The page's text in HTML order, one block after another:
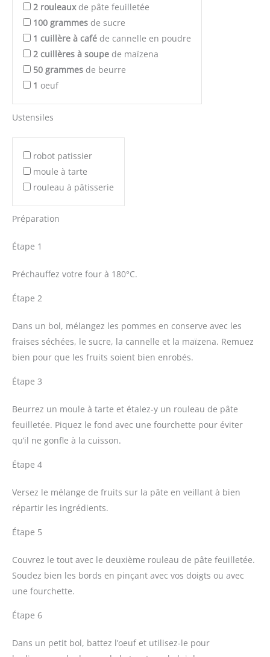
2 rouleauxde pâte feuilletée
100 grammes de sucre
1 cuillère à café de cannelle en poudre
2 cuillères à soupe de maïzena
50 grammes de beurre
1 oeuf
Ustensiles
robot patissier
moule à tarte
rouleau à pâtisserie
Préparation
Étape 1
Préchauffez votre four à 180°C.
Étape 2
Dans un bol, mélangez les pommes en conserve avec les
fraises séchées, le sucre, la cannelle et la maïzena. Remuez
bien pour que les fruits soient bien enrobés.
Étape 3
Beurrez un moule à tarte et étalez-y un rouleau de pâte
feuilletée. Piquez le fond avec une fourchette pour éviter
qu’il ne gonfle à la cuisson.
Étape 4
Versez le mélange de fruits sur la pâte en veillant à bien
répartir les ingrédients.
Étape 5
Couvrez le tout avec le deuxième rouleau de pâte feuilletée.
Soudez bien les bords en pinçant avec vos doigts ou avec
une fourchette.
Étape 6
Dans un petit bol, battez l’oeuf et utilisez-le pour